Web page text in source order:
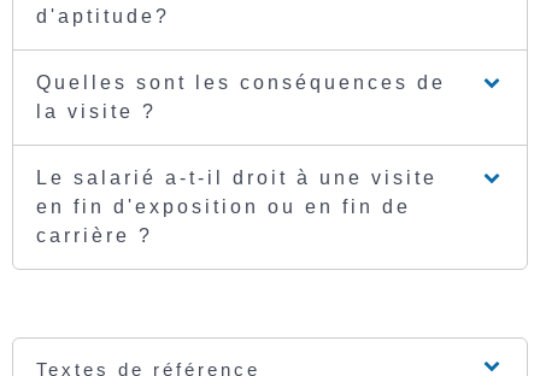
d'aptitude?
Quelles sont les conséquences de
la visite ?
Le salarié a-t-il droit à une visite
en fin d'exposition ou en fin de
carrière ?
Textes de référence